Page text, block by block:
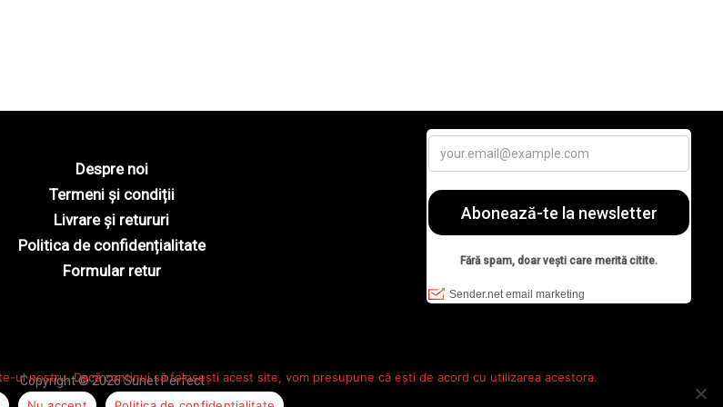
Despre noi
Termeni și condiții
Livrare și retururi
Politica de confidențialitate
Formular retur
Copyright © 2026 Sunet Perfect
ul nostru. Dacă continui să folosești acest site, vom presupune că ești de acord cu utilizarea acestora.